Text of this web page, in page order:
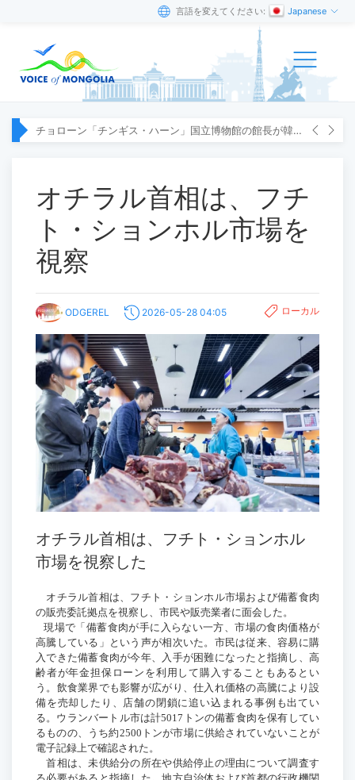
言語を変えてください: Japanese
チョローン「チンギス・ハーン」国立博物館の館長が韓国へ出張
オチラル首相は、フチ
ト・ションホル市場を
視察
ODGEREL 2026-05-28 04:05 ローカル
オチラル首相は、フチト・ションホル
市場を視察した
オチラル首相は、フチト・ションホル市場および備蓄食肉
の販売委託拠点を視察し、市民や販売業者に面会した。
現場で「備蓄食肉が手に入らない一方、市場の食肉価格が
高騰している」という声が相次いた。市民は従来、容易に購
入できた備蓄食肉が今年、入手が困難になったと指摘し、高
齢者が年金担保ローンを利用して購入することもあるとい
う。飲食業界でも影響が広がり、仕入れ価格の高騰により設
備を売却したり、店舗の閉鎖に追い込まれる事例も出てい
る。ウランバートル市は計5017 トンの備蓄食肉を保有してい
るものの、うち約2500 トンが市場に供給されていないことが
電子記録上で確認された。
首相は、未供給分の所在や供給停止の理由について調査す